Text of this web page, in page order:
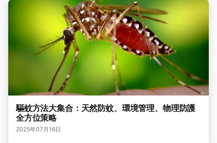
驅蚊方法大集合：天然防蚊、環境管理、物理防護
全方位策略
2025年07月16日